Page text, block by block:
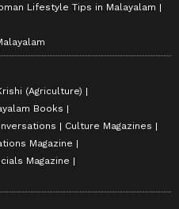
Lifestyle Tips in Malayalam
(Agriculture)
Books
Culture Magazines
Magazine
Magazine